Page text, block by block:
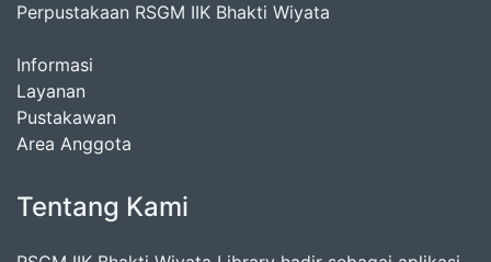
Perpustakaan RSGM IIK Bhakti Wiyata
Informasi
Layanan
Pustakawan
Area Anggota
Tentang Kami